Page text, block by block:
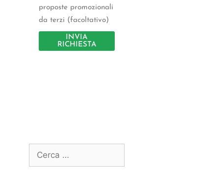
proposte promozionali
da terzi (facoltativo)
INVIA
RICHIESTA